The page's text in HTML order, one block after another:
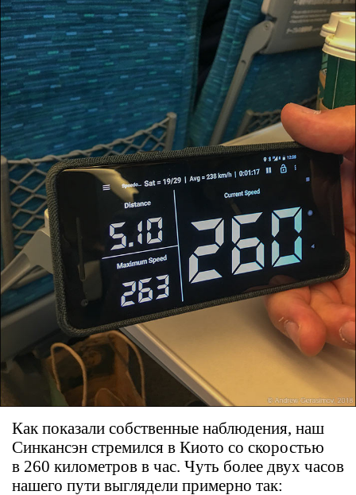
Как показали собственные наблюдения, наш
Синкансэн стремился в Киото со скоростью
в 260 километров в час. Чуть более двух часов
нашего пути выглядели примерно так: